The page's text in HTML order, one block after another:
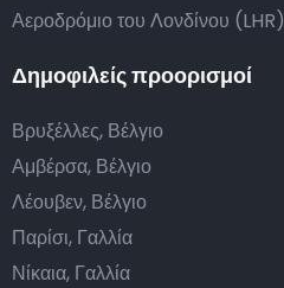
Αεροδρόμιο του Λονδίνου (LHR)
Δημοφιλείς προορισμοί
Βρυξέλλες, Βέλγιο
Αμβέρσα, Βέλγιο
Λέουβεν, Βέλγιο
Παρίσι, Γαλλία
Νίκαια, Γαλλία